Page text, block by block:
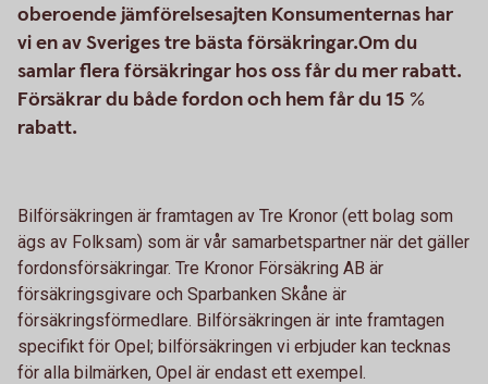
oberoende jämförelsesajten Konsumenternas har
vi en av Sveriges tre bästa försäkringar.Om du
samlar flera försäkringar hos oss får du mer rabatt.
Försäkrar du både fordon och hem får du 15 %
rabatt.
Bilförsäkringen är framtagen av Tre Kronor (ett bolag som
ägs av Folksam) som är vår samarbetspartner när det gäller
fordonsförsäkringar. Tre Kronor Försäkring AB är
försäkringsgivare och Sparbanken Skåne är
försäkringsförmedlare. Bilförsäkringen är inte framtagen
specifikt för Opel; bilförsäkringen vi erbjuder kan tecknas
för alla bilmärken, Opel är endast ett exempel.